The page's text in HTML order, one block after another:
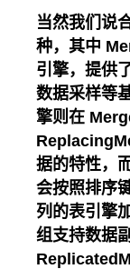
当然我们说
种，其中
引擎，提供
数据采样等
擎则在
据的特性，
会按照排序
列的表引擎
组支持数据